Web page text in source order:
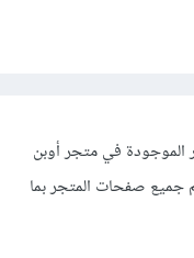
الموجودة في متجر أوبن
جميع صفحات المتجر بما